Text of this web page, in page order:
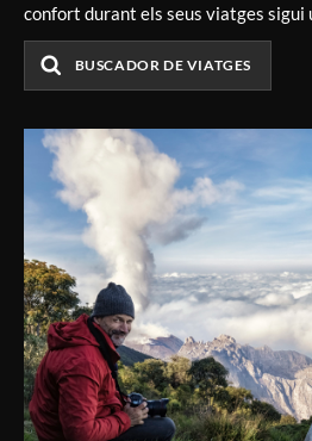
confort durant els seus viatges sigui
BUSCADOR DE VIATGES